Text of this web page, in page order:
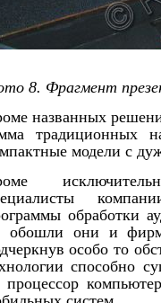
8. Фрагмент
названных
традиционных
модели с
обработки
обошли они и
особо то
способно
процессор